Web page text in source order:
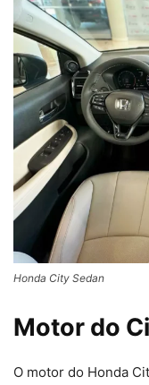
Honda City Sedan
Motor do
O motor do Honda